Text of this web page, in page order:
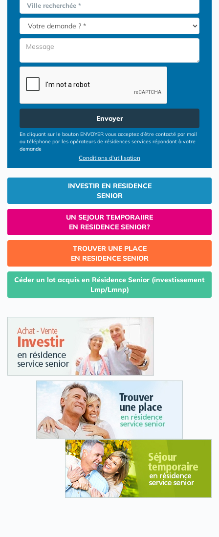
Ville recherchée *
Envoyer
En cliquant sur le bouton ENVOYER vous acceptez d’être contacté par mail
ou téléphone par les opérateurs de résidences services répondant à votre
demande
Conditions d'utilisation
INVESTIR EN RESIDENCE
SENIOR
UN SEJOUR TEMPORAIIRE
EN RESIDENCE SENIOR?
TROUVER UNE PLACE
EN RESIDENCE SENIOR
Céder un lot acquis en Résidence Senior (investissement
Lmp/Lmnp)